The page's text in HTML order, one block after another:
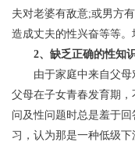
夫对老婆有敌意;或男方
造成丈夫的性兴奋等等。
2、缺乏正确的性知
由于家庭中来自父母
父母在子女青春发育期
问及性问题时总是羞于
习，认为那是一种低级